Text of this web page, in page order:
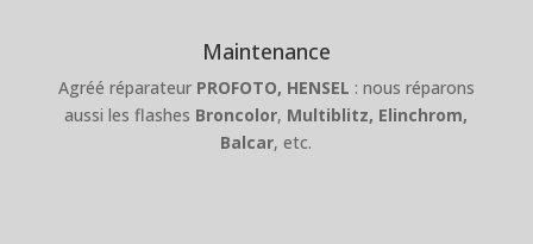
Maintenance
Agréé réparateur PROFOTO, HENSEL : nous réparons
aussi les flashes Broncolor, Multiblitz, Elinchrom,
Balcar, etc.